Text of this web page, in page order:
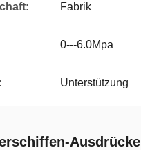
Fabrik
0---6.0Mpa
Unterstützung
Ausdrücke